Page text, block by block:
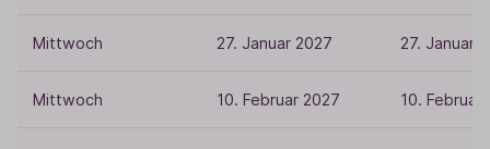
Mittwoch 27. Januar 2027 27. Januar
Mittwoch 10. Februar 2027 10. Februar